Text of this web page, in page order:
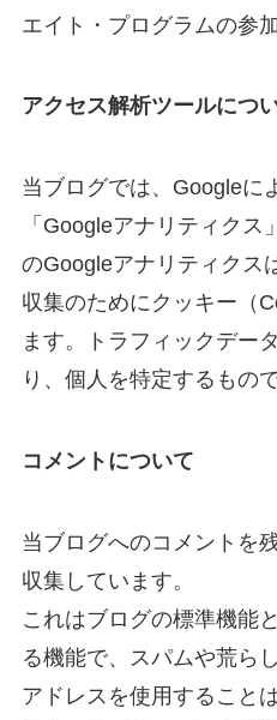
エイト・プログラムの参
アクセス解析ツールにつ
当ブログでは、Googleに
「Googleアナリティク
のGoogleアナリティクス
収集のためにクッキー（
ます。トラフィックデー
り、個人を特定するもの
コメントについて
当ブログへのコメントを
収集しています。
これはブログの標準機能
る機能で、スパムや荒ら
アドレスを使用すること